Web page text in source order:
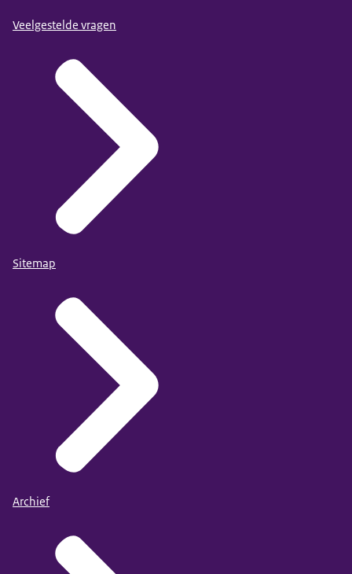
Veelgestelde vragen
Sitemap
Archief